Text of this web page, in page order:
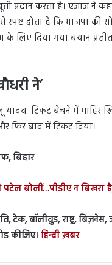
प्रदान करता है। एजाज ने
स्पष्ट होता है कि भाजपा
लिए दिया गया बयान
ने’
यादव टिकट बेचने में माहिर
फिर बाद में टिकट दिया।
बिहार
बोलीं…पीडीए न बिखरा
टेक, बॉलीवुड, राष्ट्र,
कीजिए। हिन्दी ख़बर